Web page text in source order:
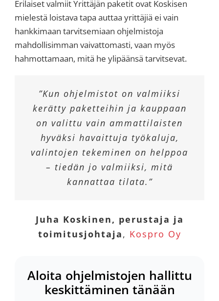
Erilaiset valmiit Yrittäjän paketit ovat Koskisen
mielestä loistava tapa auttaa yrittäjiä ei vain
hankkimaan tarvitsemiaan ohjelmistoja
mahdollisimman vaivattomasti, vaan myös
hahmottamaan, mitä he ylipäänsä tarvitsevat.
”Kun ohjelmistot on valmiiksi
kerätty paketteihin ja kauppaan
on valittu vain ammattilaisten
hyväksi havaittuja työkaluja,
valintojen tekeminen on helppoa
– tiedän jo valmiiksi, mitä
kannattaa tilata.”
Juha Koskinen, perustaja ja
toimitusjohtaja, Kospro Oy
Aloita ohjelmistojen hallittu
keskittäminen tänään